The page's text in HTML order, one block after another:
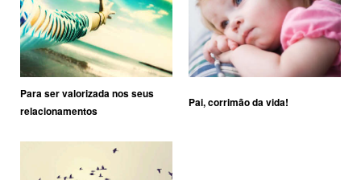
Para ser valorizada nos seus
relacionamentos
Pai, corrimão da vida!